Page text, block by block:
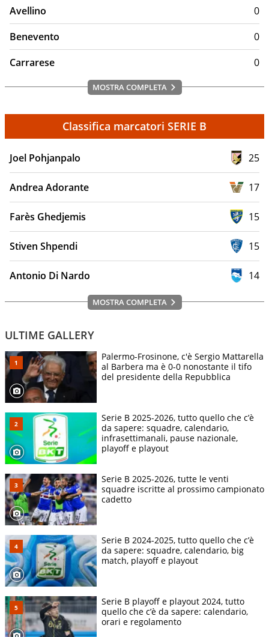
Avellino
0
Benevento
0
Carrarese
0
MOSTRA COMPLETA
Classifica marcatori SERIE B
Joel Pohjanpalo 25
Andrea Adorante 17
Farès Ghedjemis 15
Stiven Shpendi 15
Antonio Di Nardo 14
MOSTRA COMPLETA
ULTIME GALLERY
Palermo-Frosinone, c'è Sergio Mattarella
al Barbera ma è 0-0 nonostante il tifo
del presidente della Repubblica
Serie B 2025-2026, tutto quello che c’è
da sapere: squadre, calendario,
infrasettimanali, pause nazionale,
playoff e playout
Serie B 2025-2026, tutte le venti
squadre iscritte al prossimo campionato
cadetto
Serie B 2024-2025, tutto quello che c’è
da sapere: squadre, calendario, big
match, playoff e playout
Serie B playoff e playout 2024, tutto
quello che c’è da sapere: calendario,
orari e regolamento